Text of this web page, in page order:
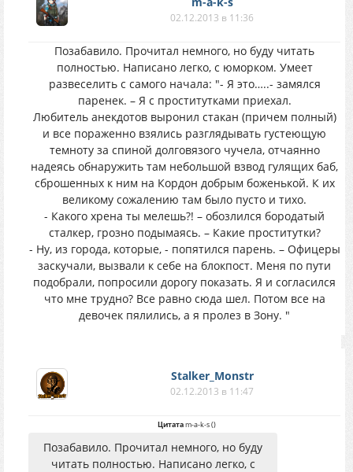
02.12.2013 в 11:36
Позабавило. Прочитал немного, но буду читать
полностью. Написано легко, с юморком. Умеет
развеселить с самого начала: "- Я это…..- замялся
паренек. – Я с проститутками приехал.
Любитель анекдотов выронил стакан (причем полный)
и все пораженно взялись разглядывать густеющую
темноту за спиной долговязого чучела, отчаянно
надеясь обнаружить там небольшой взвод гулящих баб,
сброшенных к ним на Кордон добрым боженькой. К их
великому сожалению там было пусто и тихо.
- Какого хрена ты мелешь?! – обозлился бородатый
сталкер, грозно подымаясь. – Какие проститутки?
- Ну, из города, которые, - попятился парень. – Офицеры
заскучали, вызвали к себе на блокпост. Меня по пути
подобрали, попросили дорогу показать. Я и согласился
что мне трудно? Все равно сюда шел. Потом все на
девочек пялились, а я пролез в Зону. "
Stalker_Monstr
02.12.2013 в 11:47
Цитатаm-a-k-s()
Позабавило. Прочитал немного, но буду
читать полностью. Написано легко, с